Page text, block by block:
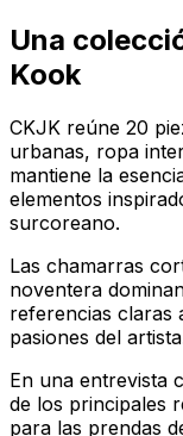
Una
Kook
CKJK reúne 20
urbanas, ropa
mantiene la
elementos
surcoreano.
Las chamarras
noventera
referencias claras
pasiones del
En una entrevista
de los principales
para las prendas